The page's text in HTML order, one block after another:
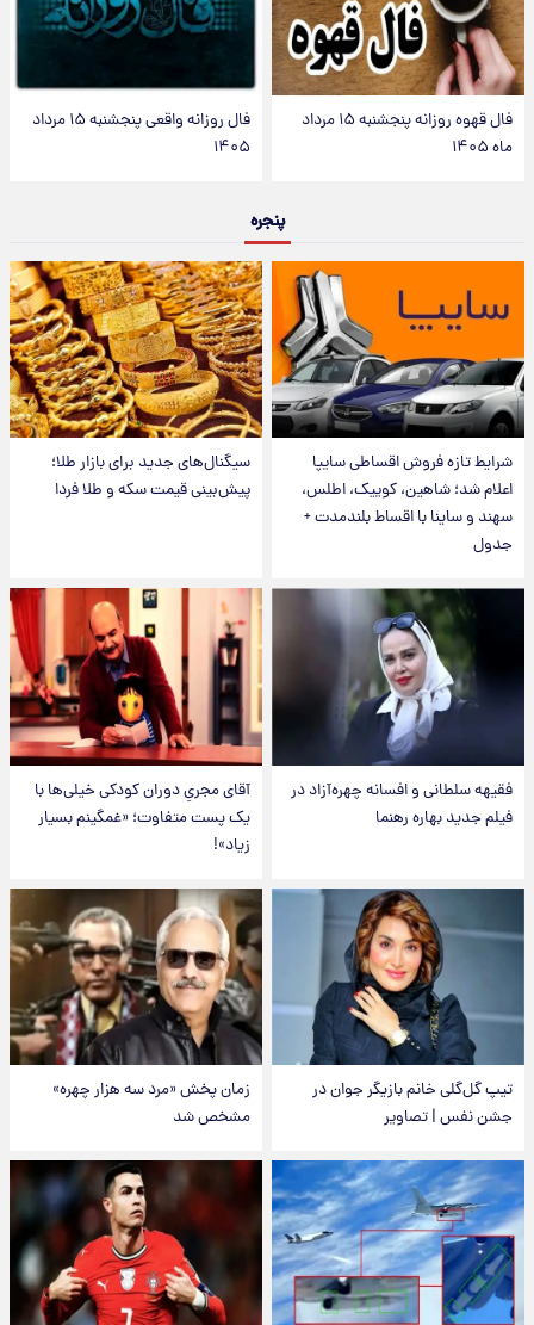
فال قهوه روزانه پنجشنبه ۱۵ مرداد
ماه ۱۴۰۵
فال روزانه واقعی پنجشنبه ۱۵ مرداد
۱۴۰۵
پنجره
شرایط تازه فروش اقساطی سایپا
اعلام شد؛ شاهین، کوییک، اطلس،
سهند و ساینا با اقساط بلندمدت +
جدول
سیگنال‌های جدید برای بازار طلا؛
پیش‌بینی قیمت سکه و طلا فردا
فقیهه سلطانی و افسانه چهره‌آزاد در
فیلم جدید بهاره رهنما
آقای مجریِ دوران کودکی خیلی‌ها با
یک پست متفاوت؛ «غمگینم بسیار
زیاد»!
تیپ گل‌گلی خانم بازیگر جوان در
جشن نفس | تصاویر
زمان پخش «مرد سه هزار چهره»
مشخص شد